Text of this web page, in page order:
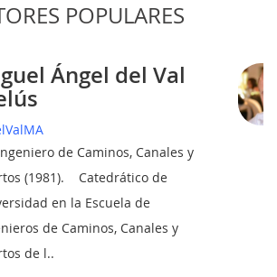
POPULARES
Ángel del Val
de Caminos, Canales y
(1981). Catedrático de
en la Escuela de
de Caminos, Canales y
de l..